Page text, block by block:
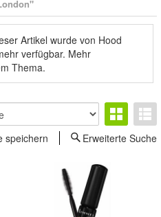
Artikel wurde von Hood
verfügbar. Mehr
Thema.
speichern
Erweiterte Suche